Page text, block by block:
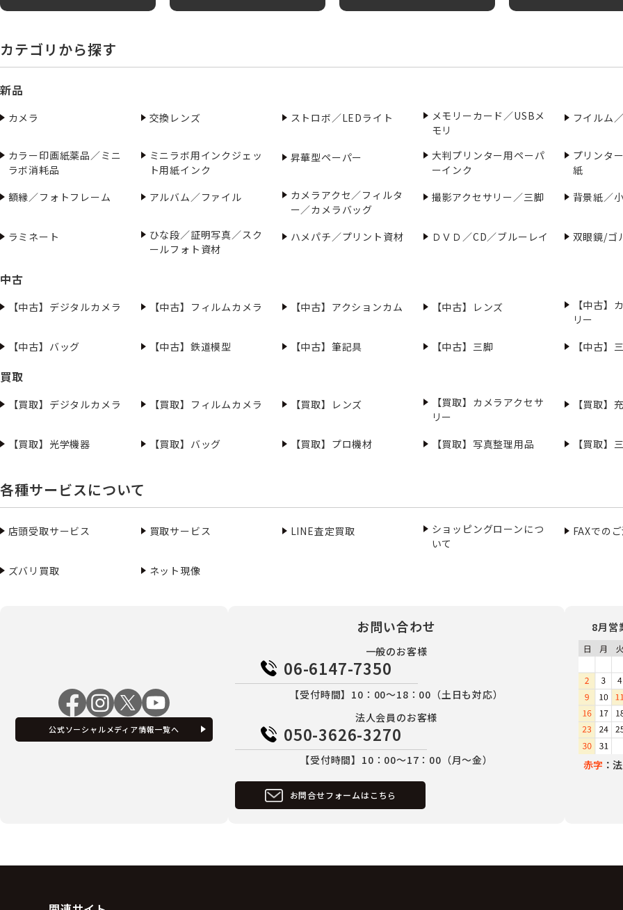
カテゴリから探す
新品
カメラ 交換レンズ ストロボ／LEDライト
メモリーカード／USBメ
モリ
フイルム
カラー印画紙薬品／ミニ
ラボ消耗品
ミニラボ用インクジェッ
ト用紙インク
昇華型ペーパー
大判プリンター用ペーパ
ーインク
プリンタ
紙
額縁／フォトフレーム
アルバム／ファイル
カメラアクセ／フィルタ
ー／カメラバッグ
撮影アクセサリー／三脚 背景紙／
ラミネート
ひな段／証明写真／スク
ールフォト資材
ハメパチ／プリント資材 ＤＶＤ／CD／ブルーレイ 双眼鏡/ゴ
中古
【中古】デジタルカメラ 【中古】フィルムカメラ 【中古】アクションカム 【中古】レンズ
【中古】
リー
【中古】バッグ
【中古】鉄道模型 【中古】筆記具 【中古】三脚 【中古】
買取
【買取】デジタルカメラ 【買取】フィルムカメラ 【買取】レンズ
【買取】カメラアクセサ
リー
【買取】
【買取】光学機器 【買取】バッグ 【買取】プロ機材 【買取】写真整理用品 【買取】
各種サービスについて
店頭受取サービス 買取サービス LINE査定買取
ショッピングローンにつ
いて
FAXでの
ズバリ買取 ネット現像
公式ソーシャルメディア情報一覧へ
お問い合わせ
一般のお客様
06-6147-7350
【受付時間】10：00～18：00（土日も対応）
法人会員のお客様
050-3626-3270
【受付時間】10：00～17：00（月～金）
お問合せフォームはこちら
8月営
赤字 ：